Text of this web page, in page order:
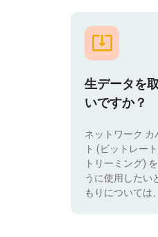
生データを
いですか？
ネットワーク
ト (ビットレー
トリーミング)
うに使用したい
もりについては、